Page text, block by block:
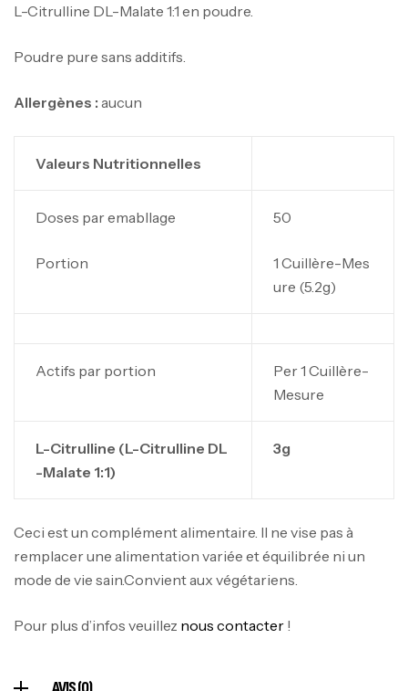
L-Citrulline DL-Malate 1:1 en poudre.
Poudre pure sans additifs.
Allergènes : aucun
Valeurs Nutritionnelles
Doses par emabllage
Portion
50
1 Cuillère-Mes
ure (5.2g)
Actifs par portion
Per 1 Cuillère-
Mesure
L-Citrulline (L-Citrulline DL
-Malate 1:1)
3g
Ceci est un complément alimentaire. Il ne vise pas à
remplacer une alimentation variée et équilibrée ni un
mode de vie sain.Convient aux végétariens.
Pour plus d’infos veuillez nous contacter !
CREATINE
100% Pure Whey – 2,27kg – BIOTECHUSA
Autres
Omega 3 – 100 Gélules – Scitec Nutrition
د.ت84